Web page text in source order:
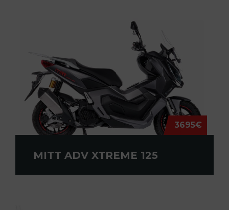
3695€
MITT ADV XTREME 125